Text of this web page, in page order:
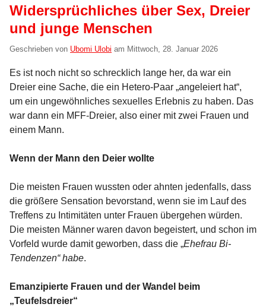
Widersprüchliches über Sex, Dreier
und junge Menschen
Geschrieben von Ubomi Ulobi am Mittwoch, 28. Januar 2026
Es ist noch nicht so schrecklich lange her, da war ein
Dreier eine Sache, die ein Hetero-Paar „angeleiert hat“,
um ein ungewöhnliches sexuelles Erlebnis zu haben. Das
war dann ein MFF-Dreier, also einer mit zwei Frauen und
einem Mann.
Wenn der Mann den Deier wollte
Die meisten Frauen wussten oder ahnten jedenfalls, dass
die größere Sensation bevorstand, wenn sie im Lauf des
Treffens zu Intimitäten unter Frauen übergehen würden.
Die meisten Männer waren davon begeistert, und schon im
Vorfeld wurde damit geworben, dass die „Ehefrau Bi-
Tendenzen“ habe.
Emanzipierte Frauen und der Wandel beim
„Teufelsdreier“